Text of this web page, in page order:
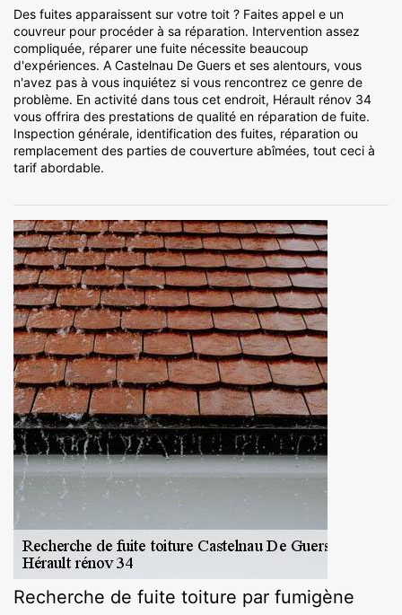
Des fuites apparaissent sur votre toit ? Faites appel e un
couvreur pour procéder à sa réparation. Intervention assez
compliquée, réparer une fuite nécessite beaucoup
d'expériences. A Castelnau De Guers et ses alentours, vous
n'avez pas à vous inquiétez si vous rencontrez ce genre de
problème. En activité dans tous cet endroit, Hérault rénov 34
vous offrira des prestations de qualité en réparation de fuite.
Inspection générale, identification des fuites, réparation ou
remplacement des parties de couverture abîmées, tout ceci à
tarif abordable.
Recherche de fuite toiture par fumigène